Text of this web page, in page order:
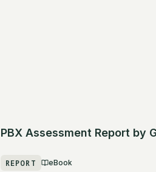
PBX Assessment Report by
REPORT eBook